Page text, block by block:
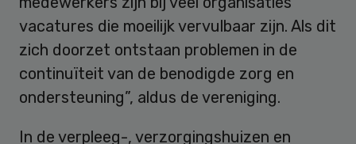
vacatures die moeilijk vervulbaar zijn. Als dit
zich doorzet ontstaan problemen in de
continuïteit van de benodigde zorg en
ondersteuning”, aldus de vereniging.
In de verpleeg-, verzorgingshuizen en